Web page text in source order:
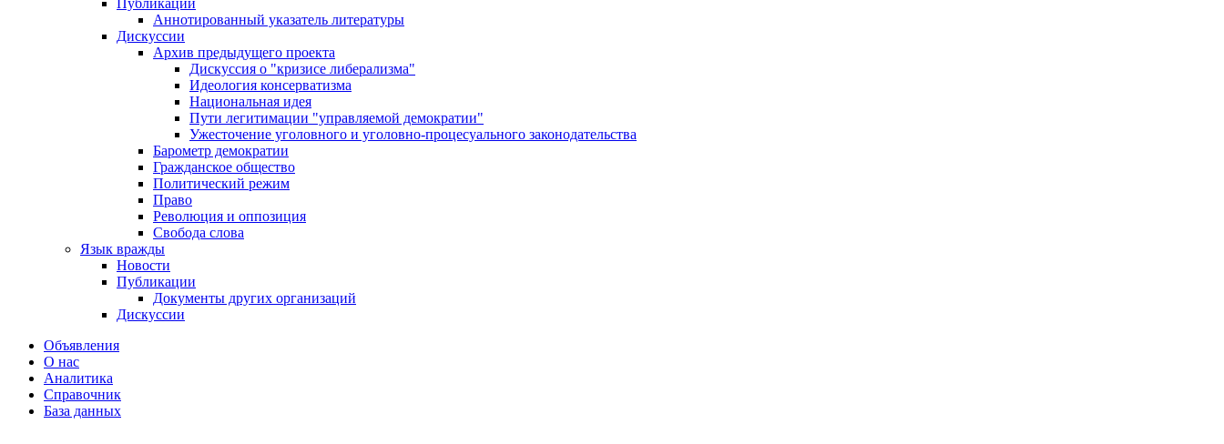
Публикации
Аннотированный указатель литературы
Дискуссии
Архив предыдущего проекта
Дискуссия о "кризисе либерализма"
Идеология консерватизма
Национальная идея
Пути легитимации "управляемой демократии"
Ужесточение уголовного и уголовно-процесуального законодательства
Барометр демократии
Гражданское общество
Политический режим
Право
Революция и оппозиция
Свобода слова
Язык вражды
Новости
Публикации
Документы других организаций
Дискуссии
Объявления
О нас
Аналитика
Справочник
База данных